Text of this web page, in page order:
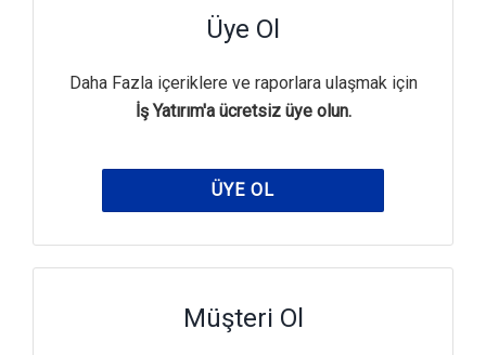
Üye Ol
Daha Fazla içeriklere ve raporlara ulaşmak için
İş Yatırım'a ücretsiz üye olun.
ÜYE OL
Müşteri Ol